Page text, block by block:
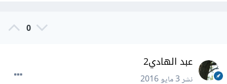
0
عبد الهادي2
نشر3 مايو 2016